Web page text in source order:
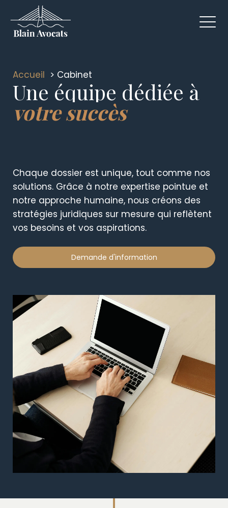
Accueil Cabinet
Une équipe dédiée à
votre succès
Chaque dossier est unique, tout comme nos
solutions. Grâce à notre expertise pointue et
notre approche humaine, nous créons des
stratégies juridiques sur mesure qui reflètent
vos besoins et vos aspirations.
Demande d'information